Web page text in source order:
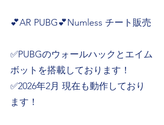
💕AR PUBG💕Numless チート販売
✅PUBGのウォールハックとエイム
ボットを搭載しております！
✅2026年2月 現在も動作しており
ます！